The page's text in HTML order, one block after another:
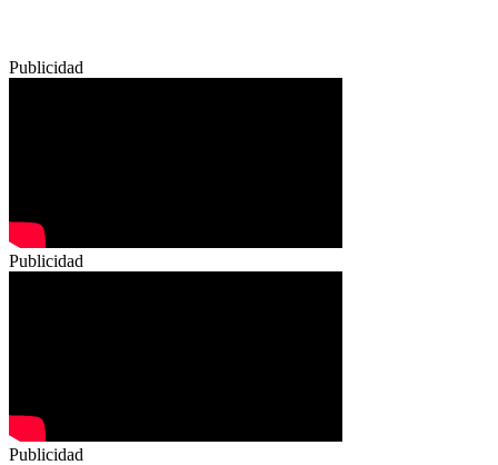
Publicidad
Publicidad
Publicidad